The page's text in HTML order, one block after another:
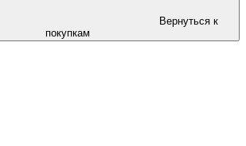
Вернуться к
покупкам